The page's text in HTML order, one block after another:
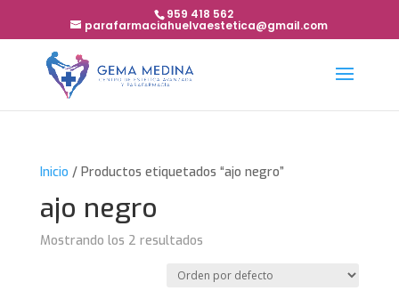
959 418 562
parafarmaciahuelvaestetica@gmail.com
Inicio / Productos etiquetados “ajo negro”
ajo negro
Mostrando los 2 resultados